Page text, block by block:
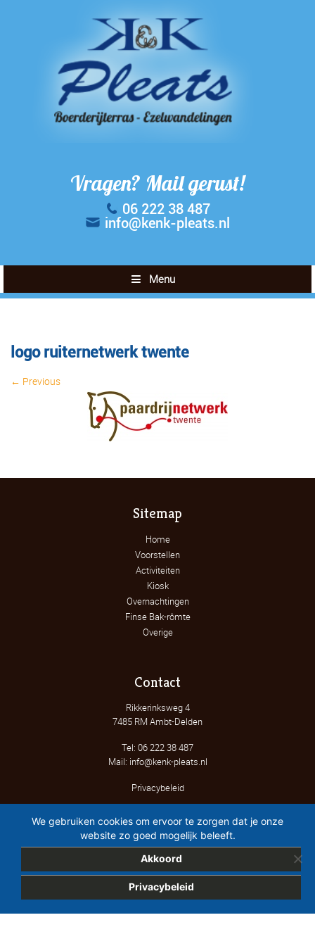
Vragen? Mail gerust!
06 222 38 487
info@kenk-pleats.nl
Menu
logo ruiternetwerk twente
Image navigation
← Previous
Sitemap
Home
Voorstellen
Activiteiten
Kiosk
Overnachtingen
Finse Bak-rômte
Overige
Contact
Rikkerinksweg 4
7485 RM Ambt-Delden
Tel: 06 222 38 487
Mail: info@kenk-pleats.nl
Privacybeleid
We gebruiken cookies om ervoor te zorgen dat je onze
website zo goed mogelijk beleeft.
Akkoord
Privacybeleid